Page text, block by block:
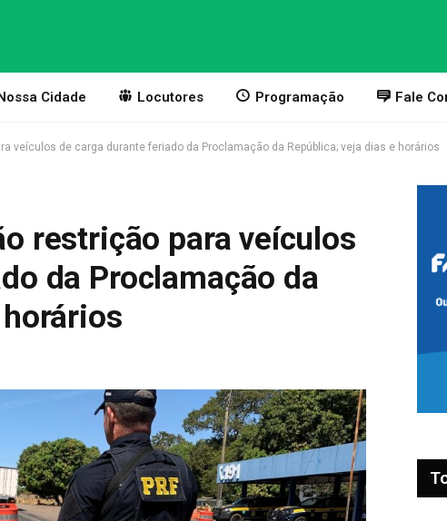
Cidade Locutores Programação Fale
veículos de carga durante feriado da Proclamação da República; veja dias e horários
restrição para veículos
da Proclamação da